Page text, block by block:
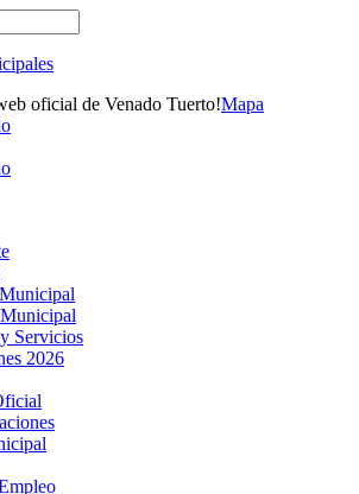
oficial de Venado Tuerto!Mapa
Servicios
2026